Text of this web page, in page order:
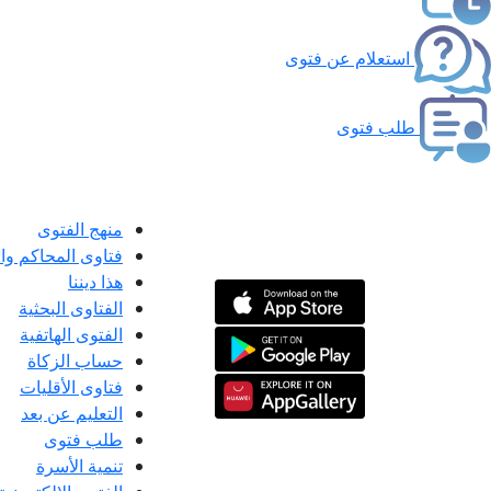
استعلام عن فتوى
طلب فتوى
منهج الفتوى
فتاوى المحاكم
هذا ديننا
الفتاوى البحثية
الفتوى الهاتفية
حساب الزكاة
فتاوى الأقليات
التعليم عن بعد
طلب فتوى
تنمية الأسرة